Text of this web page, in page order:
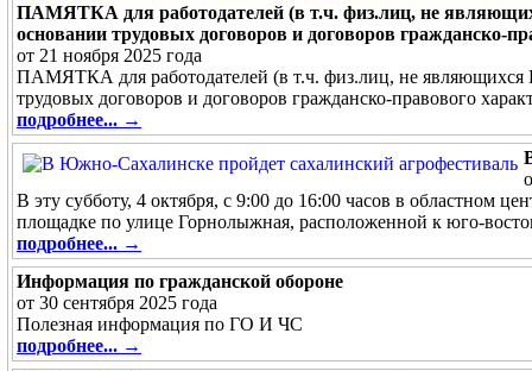
ПАМЯТКА для работодателей (в т.ч. физ.лиц, не
основании трудовых договоров и договоров гражданско-
от 21 ноября 2025 года
ПАМЯТКА для работодателей (в т.ч. физ.лиц, не
трудовых договоров и договоров гражданско-правового
подробнее... →
В эту субботу, 4 октября, с 9:00 до 16:00 часов в областном
площадке по улице Горнолыжная, расположенной к юго-
подробнее... →
Информация по гражданской обороне
от 30 сентября 2025 года
Полезная информация по ГО И ЧС
подробнее... →